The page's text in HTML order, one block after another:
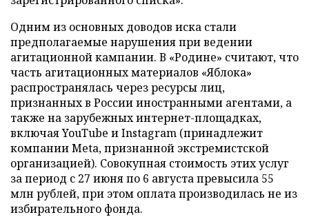
Одним из основных доводов иска стали
предполагаемые нарушения при ведении
агитационной кампании. В «Родине» считают, что
часть агитационных материалов «Яблока»
распространялась через ресурсы лиц,
признанных в России иностранными агентами, а
также на зарубежных интернет-площадках,
включая YouTube и Instagram (принадлежит
компании Meta, признанной экстремистской
организацией). Совокупная стоимость этих услуг
за период с 27 июня по 6 августа превысила 55
млн рублей, при этом оплата производилась не из
избирательного фонда.